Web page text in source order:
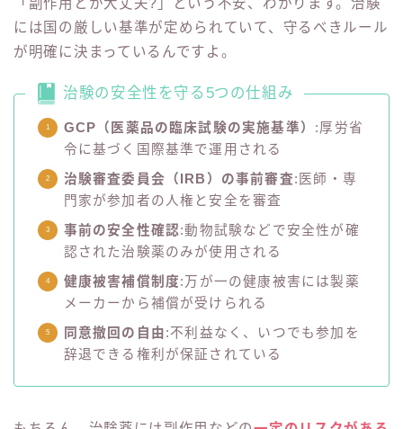
「副作用とか大丈夫?」という不安、わかります。治験
には国の厳しい基準が定められていて、守るべきルール
が明確に決まっているんですよ。
治験の安全性を守る5つの仕組み
GCP（医薬品の臨床試験の実施基準） :厚労省
令に基づく国際基準で運用される
治験審査委員会（IRB）の事前審査:医師・専
門家が参加者の人権と安全を審査
事前の安全性確認:動物試験などで安全性が確
認された治験薬のみが使用される
健康被害補償制度:万が一の健康被害には製薬
メーカーから補償が受けられる
同意撤回の自由:不利益なく、いつでも参加を
辞退できる権利が保証されている